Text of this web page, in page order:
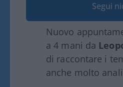
Segui
Nuovo
a 4 mani da
di raccontare i
anche molto